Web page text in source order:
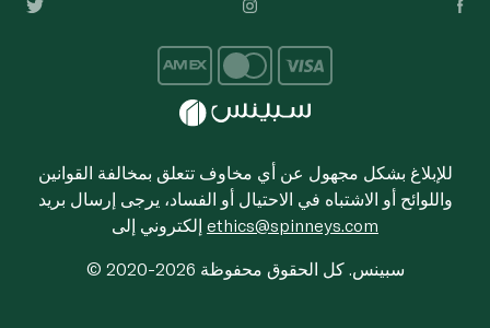
للإبلاغ بشكل مجهول عن أي مخاوف تتعلق بمخالفة القوانين
واللوائح أو الاشتباه في الاحتيال أو الفساد، يرجى إرسال بريد
ethics@spinneys.com
© 2020-2026 سبينس. كل الحقوق محفوظة